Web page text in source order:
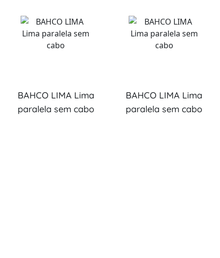
BAHCO LIMA Lima
paralela sem cabo
BAHCO LIMA Lima
paralela sem cabo